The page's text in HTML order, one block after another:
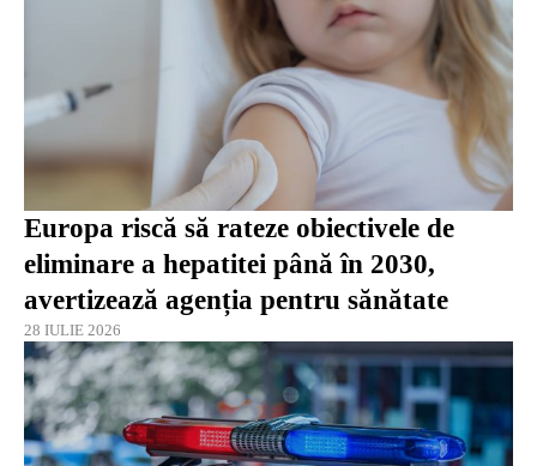
Europa riscă să rateze obiectivele de
eliminare a hepatitei până în 2030,
avertizează agenția pentru sănătate
28 IULIE 2026